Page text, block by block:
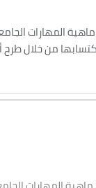
المهارات
من خلال
مستوى جودة